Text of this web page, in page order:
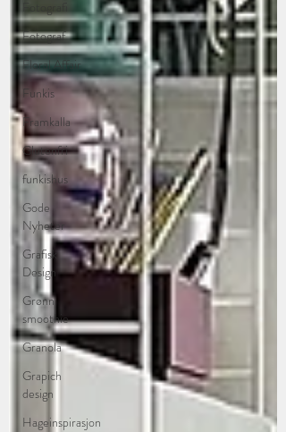
Fotograf
Floral Affair
Funkis
Framkalla
Glutenfri
funkishus
Gode
Nyheter
Grafisk
Design
Grønn
smoothie
Granola
Grapich
design
Hageinspirasjon